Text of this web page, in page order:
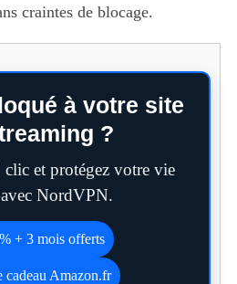
craintes de blocage.
à votre site
?
et protégez votre vie
NordVPN.
+ 3 mois offerts
Amazon.fr